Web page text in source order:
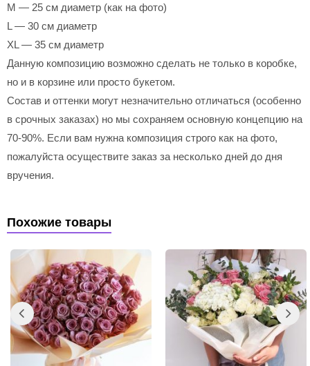
M — 25 см диаметр (как на фото)
L — 30 см диаметр
XL — 35 см диаметр
Данную композицию возможно сделать не только в коробке,
но и в корзине или просто букетом.
Состав и оттенки могут незначительно отличаться (особенно
в срочных заказах) но мы сохраняем основную концепцию на
70-90%. Если вам нужна композиция строго как на фото,
пожалуйста осуществите заказ за несколько дней до дня
вручения.
Похожие товары